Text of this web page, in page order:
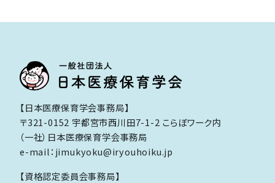
【日本医療保育学会事務局】
〒321-0152 宇都宮市西川田7-1-2 こらぼワーク内
（一社）日本医療保育学会事務局
e-mail：jimukyoku@iryouhoiku.jp
【資格認定委員会事務局】